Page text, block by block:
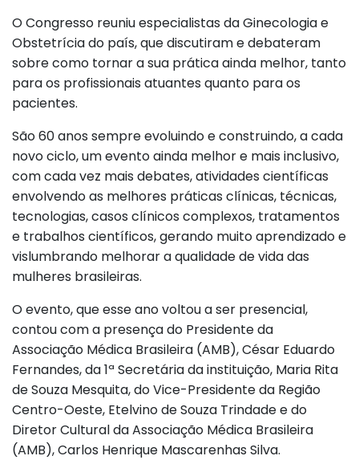
O Congresso reuniu especialistas da Ginecologia e
Obstetrícia do país, que discutiram e debateram
sobre como tornar a sua prática ainda melhor, tanto
para os profissionais atuantes quanto para os
pacientes.
São 60 anos sempre evoluindo e construindo, a cada
novo ciclo, um evento ainda melhor e mais inclusivo,
com cada vez mais debates, atividades científicas
envolvendo as melhores práticas clínicas, técnicas,
tecnologias, casos clínicos complexos, tratamentos
e trabalhos científicos, gerando muito aprendizado e
vislumbrando melhorar a qualidade de vida das
mulheres brasileiras.
O evento, que esse ano voltou a ser presencial,
contou com a presença do Presidente da
Associação Médica Brasileira (AMB), César Eduardo
Fernandes, da 1ª Secretária da instituição, Maria Rita
de Souza Mesquita, do Vice-Presidente da Região
Centro-Oeste, Etelvino de Souza Trindade e do
Diretor Cultural da Associação Médica Brasileira
(AMB), Carlos Henrique Mascarenhas Silva.